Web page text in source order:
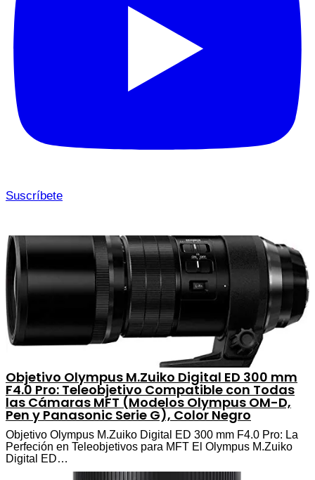
Suscríbete
Objetivo Olympus M.Zuiko Digital ED 300 mm
F4.0 Pro: Teleobjetivo Compatible con Todas
las Cámaras MFT (Modelos Olympus OM-D,
Pen y Panasonic Serie G), Color Negro
Objetivo Olympus M.Zuiko Digital ED 300 mm F4.0 Pro: La
Perfeción en Teleobjetivos para MFT El Olympus M.Zuiko
Digital ED…